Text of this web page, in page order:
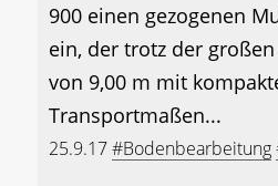
900 einen gezogenen
ein, der trotz der
von 9,00 m mit
Transportmaßen...
25.9.17#Bodenbearbeitung